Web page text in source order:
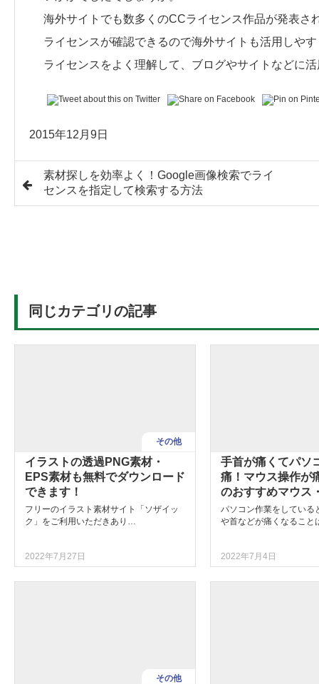
海外サイトでも数多くのCCライセンス作品が発表さ
ライセンスが確認できるので海外サイトも活用しや
ライセンスをよく理解して、ブログやサイトなどに
2015年12月9日
素材探しを効率よく！Google画像検索でライ
センスを指定して検索する方法
同じカテゴリの記事
その他
イラストの透過PNG素材・
EPS素材も無料でダウンロード
できます！
フリーのイラスト素材サイト「ソザイッ
ク」をご利用いただきあり…
2022年7月27日
手首が痛くてパソ
痛！マウス操作が
のおすすめマウス
パソコン作業をしている
や首などが痛くなるこ
2022年7月4日
その他